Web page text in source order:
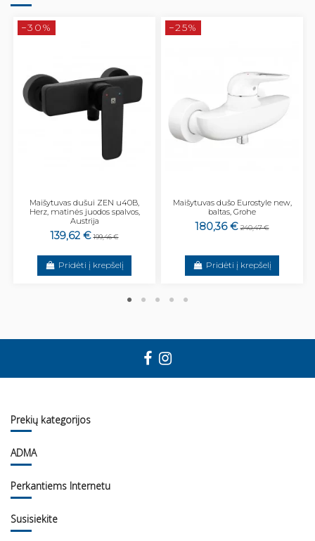
−30%
Maišytuvas dušui ZEN u40B,
Herz, matinės juodos spalvos,
Austrija
139,62 € 199,46 €
Pridėti į krepšelį
−25%
Maišytuvas dušo Eurostyle new,
baltas, Grohe
180,36 € 240,47 €
Pridėti į krepšelį
Prekių kategorijos
ADMA
Perkantiems Internetu
Susisiekite